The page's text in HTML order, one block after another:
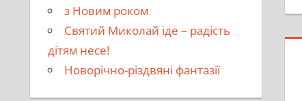
з Новим роком
Святий Миколай іде – радість
дітям несе!
Новорічно-різдвяні фантазії